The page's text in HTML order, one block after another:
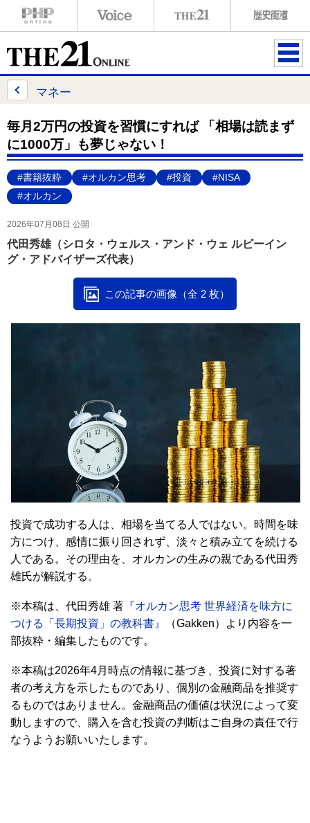
ME
マネー
毎月2万円の投資を習慣にすれば 「相場は読まず
に1000万」も夢じゃない！
#書籍抜粋 #オルカン思考 #投資
#NISA
#オルカン
2026年07月08日 公開
代田秀雄（シロタ・ウェルス・アンド・ウェ ルビーイン
グ・アドバイザーズ代表）
この記事の画像（全 2 枚）
投資で成功する人は、相場を当てる人ではない。 時間を味
方につけ、感情に振り回されず、 淡々と積み立てを続ける
人である。 その理由を、オルカンの生みの親である代田秀
雄氏が解説する。
※本稿は、代田秀雄 著 『オルカン思考 世界経済を味方に
つける「長期投資」の教科書』
（Gakken）より内容を一
部抜粋・編集したものです。
※本稿は2026年4月時点の情報に基づき、投資に対する著
者の考え方を示したものであり、個別の金融商品を推奨す
るものではありません。金融商品の価値は状況によって変
動しますので、購入を含む投資の判断はご自身の責任で行
なうようお願いいたします。